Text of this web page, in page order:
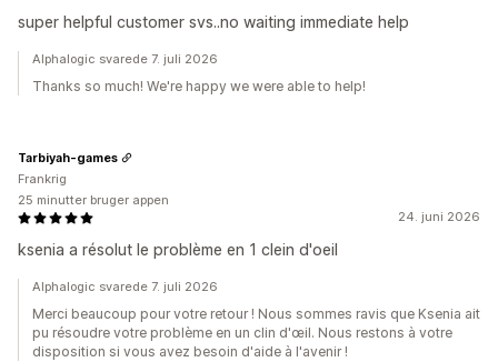
super helpful customer svs..no waiting immediate help
Alphalogic svarede 7. juli 2026
Thanks so much! We're happy we were able to help!
24. juni 2026
ksenia a résolut le problème en 1 clein d'oeil
Tarbiyah-games
Frankrig
25 minutter bruger appen
Alphalogic svarede 7. juli 2026
Merci beaucoup pour votre retour ! Nous sommes ravis que Ksenia ait
pu résoudre votre problème en un clin d'œil. Nous restons à votre
disposition si vous avez besoin d'aide à l'avenir !